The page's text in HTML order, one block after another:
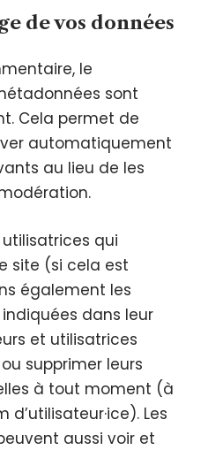
de vos données
le
sont
Cela permet de
automatiquement
au lieu de les
qui
site (si cela est
également les
dans leur
et utilisatrices
supprimer leurs
à tout moment (à
d’utilisateur·ice). Les
aussi voir et